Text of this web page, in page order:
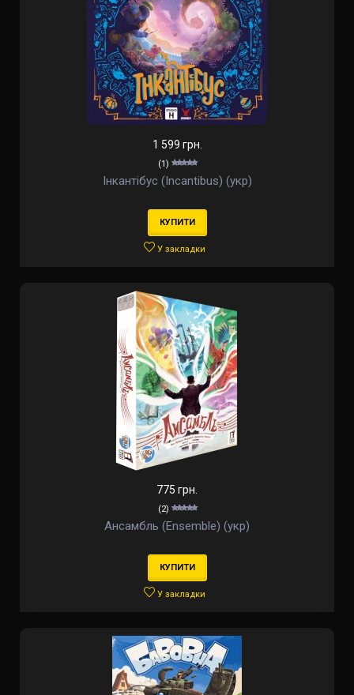
1 599 грн.
(1)
Інкантібус (Incantibus) (укр)
КУПИТИ
У закладки
775 грн.
(2)
Ансамбль (Ensemble) (укр)
КУПИТИ
У закладки